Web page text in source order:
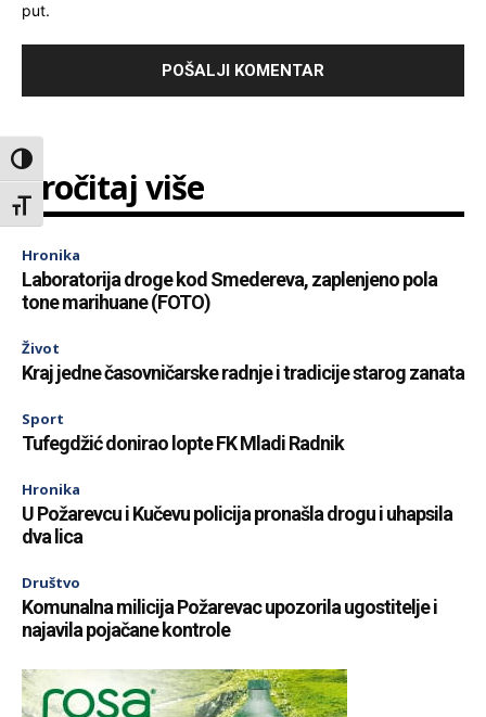
Toggle High Contrast
Toggle Font size
put.
Pročitaj više
Hronika
Laboratorija droge kod Smedereva, zaplenjeno pola
tone marihuane (FOTO)
Život
Kraj jedne časovničarske radnje i tradicije starog zanata
Sport
Tufegdžić donirao lopte FK Mladi Radnik
Hronika
U Požarevcu i Kučevu policija pronašla drogu i uhapsila
dva lica
Društvo
Komunalna milicija Požarevac upozorila ugostitelje i
najavila pojačane kontrole